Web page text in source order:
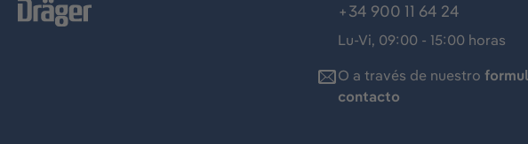
+34 900 11 64 24
Lu-Vi, 09:00 - 15:00 horas
O a través de nuestro
contacto